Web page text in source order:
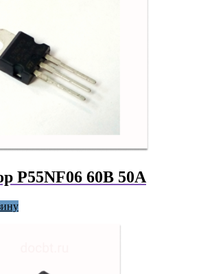
P55NF06 60В 50А